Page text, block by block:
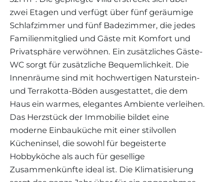
zwei Etagen und verfügt über fünf geräumige
Schlafzimmer und fünf Badezimmer, die jedes
Familienmitglied und Gäste mit Komfort und
Privatsphäre verwöhnen. Ein zusätzliches Gäste-
WC sorgt für zusätzliche Bequemlichkeit. Die
Innenräume sind mit hochwertigen Naturstein-
und Terrakotta-Böden ausgestattet, die dem
Haus ein warmes, elegantes Ambiente verleihen.
Das Herzstück der Immobilie bildet eine
moderne Einbauküche mit einer stilvollen
Kücheninsel, die sowohl für begeisterte
Hobbyköche als auch für gesellige
Zusammenkünfte ideal ist. Die Klimatisierung